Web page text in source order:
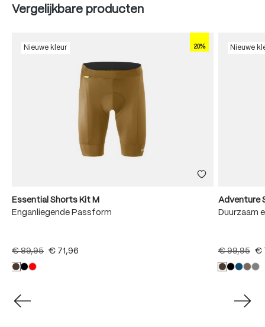
Produktgalerie überspringen
Vergelijkbare producten
20%
Nieuwe kleur
Essential Shorts Kit M
Enganliegende Passform
€ 89,95 € 71,96
Nieuwe
Adventure
Duurzaam
€ 99,95 €